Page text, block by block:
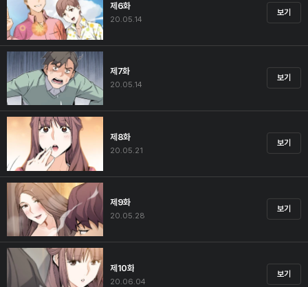
제6화
20.05.14
보기
제7화
20.05.14
보기
제8화
20.05.21
보기
제9화
20.05.28
보기
제10화
20.06.04
보기